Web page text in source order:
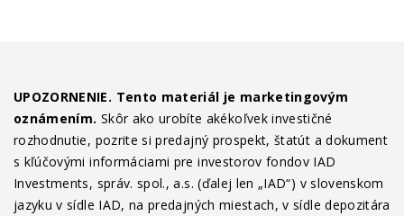
UPOZORNENIE. Tento materiál je marketingovým
oznámením. Skôr ako urobíte akékoľvek investičné
rozhodnutie, pozrite si predajný prospekt, štatút a dokument
s kľúčovými informáciami pre investorov fondov IAD
Investments, správ. spol., a.s. (ďalej len „IAD“) v slovenskom
jazyku v sídle IAD, na predajných miestach, v sídle depozitára